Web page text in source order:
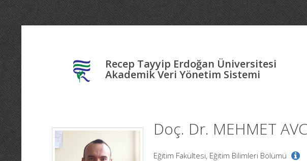
Recep Tayyip Erdoğan Üniversitesi
Akademik Veri Yönetim Sistemi
Doç. Dr. MEHMET
Eğitim Fakültesi, Eğitim Bilimleri Bölümü